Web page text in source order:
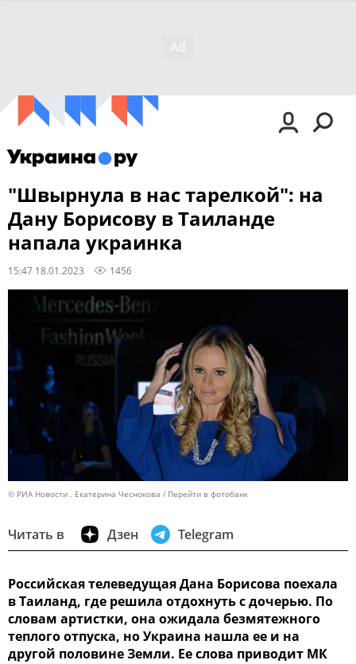
"Швырнула в нас тарелкой": на
Дану Борисову в Таиланде
напала украинка
15:47 18.01.2023 1456
© РИА Новости . Екатерина Чеснокова Перейти в фотобанк
Читать в Дзен Telegram
Российская телеведущая Дана Борисова поехала
в Таиланд, где решила отдохнуть с дочерью. По
словам артистки, она ожидала безмятежного
теплого отпуска, но Украина нашла ее и на
другой половине Земли. Ее слова приводит МК